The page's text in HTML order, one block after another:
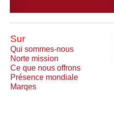
Sur
Qui sommes-nous
Norte mission
Ce que nous offrons
Présence mondiale
Marqes